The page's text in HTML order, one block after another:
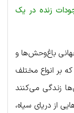
زنده در یک
باغ‌وحش‌ها و
بر انواع مختلف
زندگی می‌کنند
از دریای سیاه،